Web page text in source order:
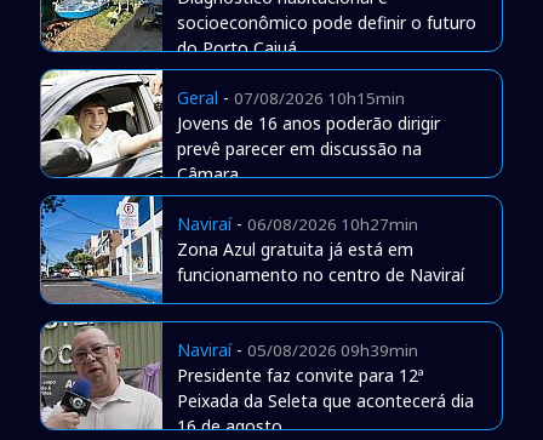
socioeconômico pode definir o futuro
do Porto Caiuá
Geral - 07/08/2026 10h15min
Jovens de 16 anos poderão dirigir
prevê parecer em discussão na
Câmara
Naviraí- 06/08/2026 10h27min
Zona Azul gratuita já está em
funcionamento no centro de Naviraí
Naviraí- 05/08/2026 09h39min
Presidente faz convite para 12ª
Peixada da Seleta que acontecerá dia
16 de agosto